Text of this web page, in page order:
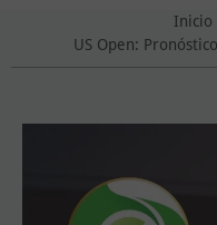
Inicio
US Open: